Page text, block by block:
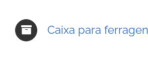
Caixa para